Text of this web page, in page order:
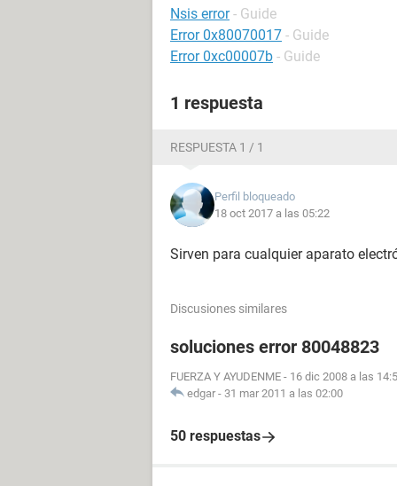
Nsis error - Guide
Error 0x80070017 - Guide
Error 0xc00007b - Guide
1 respuesta
RESPUESTA 1 / 1
Perfil bloqueado
18 oct 2017 a las 05:22
Sirven para cualquier aparato
Discusiones similares
soluciones error 80048823
FUERZA Y AYUDENME - 16 dic 2008 a las
edgar - 31 mar 2011 a las 02:00
50 respuestas